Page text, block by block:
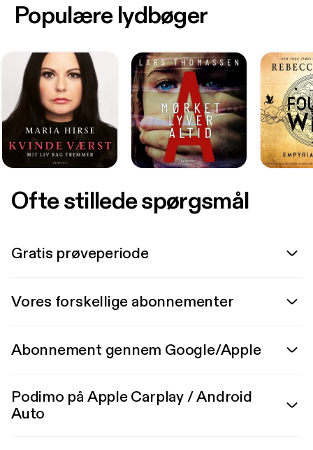
Populære lydbøger
Ofte stillede spørgsmål
Gratis prøveperiode
Vores forskellige abonnementer
Abonnement gennem Google/Apple
Podimo på Apple Carplay / Android
Auto